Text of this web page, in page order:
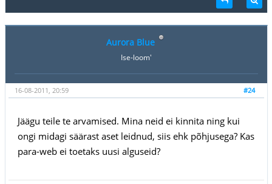
Aurora Blue
Ise-loom'
#24
16-08-2011, 20:59
Jäägu teile te arvamised. Mina neid ei kinnita ning kui
ongi midagi säärast aset leidnud, siis ehk põhjusega? Kas
para-web ei toetaks uusi alguseid?